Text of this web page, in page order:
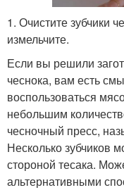
1. Очистите зубчики
измельчите.
Если вы решили
чеснока, вам есть
воспользоваться
небольшим
чесночный пресс,
Несколько зубчиков
стороной тесака.
альтернативными